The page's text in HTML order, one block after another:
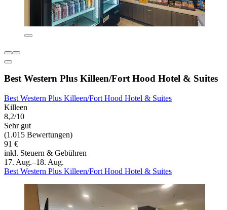
Best Western Plus Killeen/Fort Hood Hotel & Suites
Best Western Plus Killeen/Fort Hood Hotel & Suites
Killeen
8,2/10
Sehr gut
(1.015 Bewertungen)
91 €
inkl. Steuern & Gebühren
17. Aug.–18. Aug.
Best Western Plus Killeen/Fort Hood Hotel & Suites